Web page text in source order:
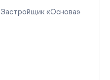
Застройщик «Основа»